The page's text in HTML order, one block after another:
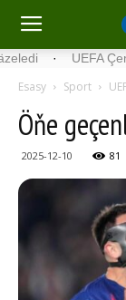
UEFA Çempionlar
Esasy Sport
Öňe
2025-12-10 81